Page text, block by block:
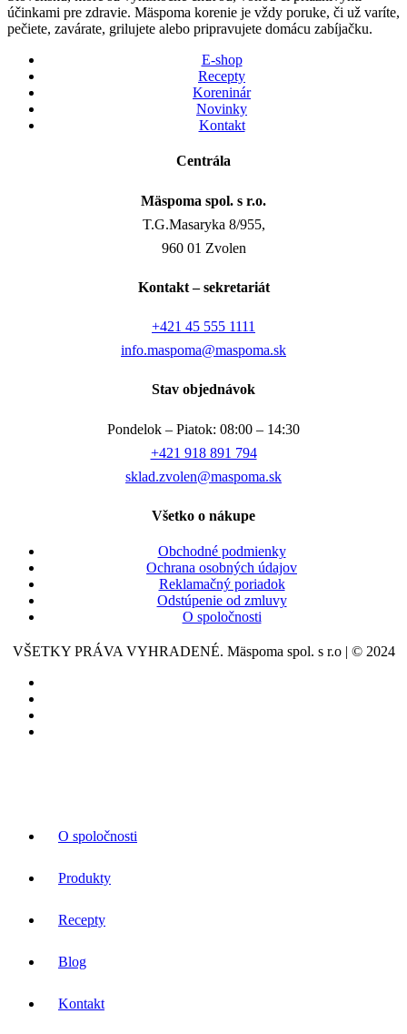
účinkami pre zdravie. Mäspoma korenie je vždy poruke, či už varíte,
pečiete, zavárate, grilujete alebo pripravujete domácu zabíjačku.
E-shop
Recepty
Koreninár
Novinky
Kontakt
Centrála
Mäspoma spol. s r.o.
T.G.Masaryka 8/955,
960 01 Zvolen
Kontakt – sekretariát
+421 45 555 1111
info.maspoma@maspoma.sk
Stav objednávok
Pondelok – Piatok: 08:00 – 14:30
+421 918 891 794
sklad.zvolen@maspoma.sk
Všetko o nákupe
Obchodné podmienky
Ochrana osobných údajov
Reklamačný poriadok
Odstúpenie od zmluvy
O spoločnosti
VŠETKY PRÁVA VYHRADENÉ. Mäspoma spol. s r.o | © 2024
O spoločnosti
Produkty
Recepty
Blog
Kontakt